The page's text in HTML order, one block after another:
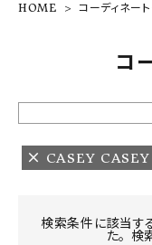
NEW ARRIVAL
ARCH EXCLUSIVE
BRAND
HOME コーディネー
コ
CASEY CASEY
検索条件に該当す
た。 検